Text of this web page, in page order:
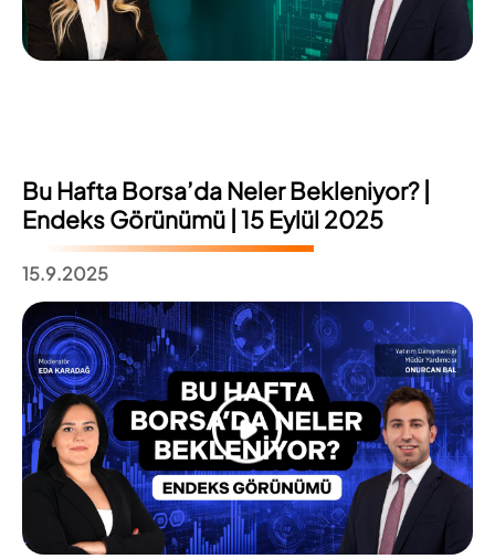
Bu Hafta Borsa’da Neler Bekleniyor? |
Endeks Görünümü | 15 Eylül 2025
15.9.2025